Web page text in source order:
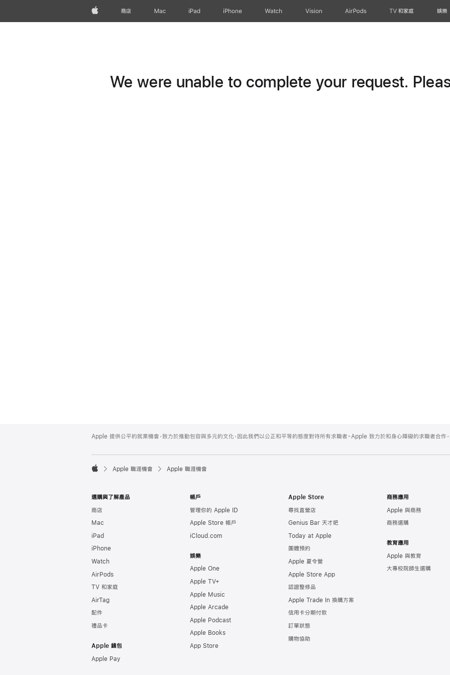
Apple商店 Mac iPad iPhone Watch Vision AirPods TV 和家庭 娛樂
We were unable to complete your request.
Footer
Apple 提供公平的就業機會，致力於推動包容與多元的文化，因此我們以公正和平等的態度對待所有求職者。Apple 致力於和身心障礙的求職者合作，

Apple 職涯機會 Apple 職涯機會
選購與了解產品
商店
Mac
iPad
iPhone
Watch
AirPods
TV 和家庭
AirTag
配件
禮品卡
Apple 錢包
Apple Pay
帳戶
管理你的 Apple ID
Apple Store 帳戶
iCloud.com
娛樂
Apple One
Apple TV+
Apple Music
Apple Arcade
Apple Podcast
Apple Books
App Store
Apple Store
尋找直營店
Genius Bar 天才吧
Today at Apple
團體預約
Apple 夏令營
Apple Store App
認證整修品
Apple Trade In 換購方案
信用卡分期付款
訂單狀態
購物協助
商務應用
Apple 與商務
商務選購
教育應用
Apple 與教育
大專校院師生選購